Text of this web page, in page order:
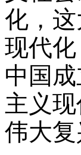
化，
现代
中国成
主义
伟大复